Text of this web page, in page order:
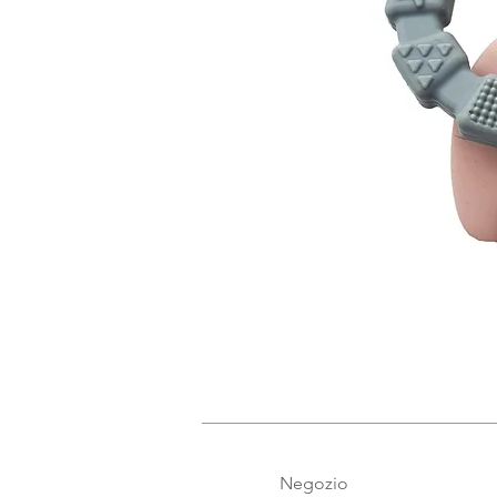
Negozio